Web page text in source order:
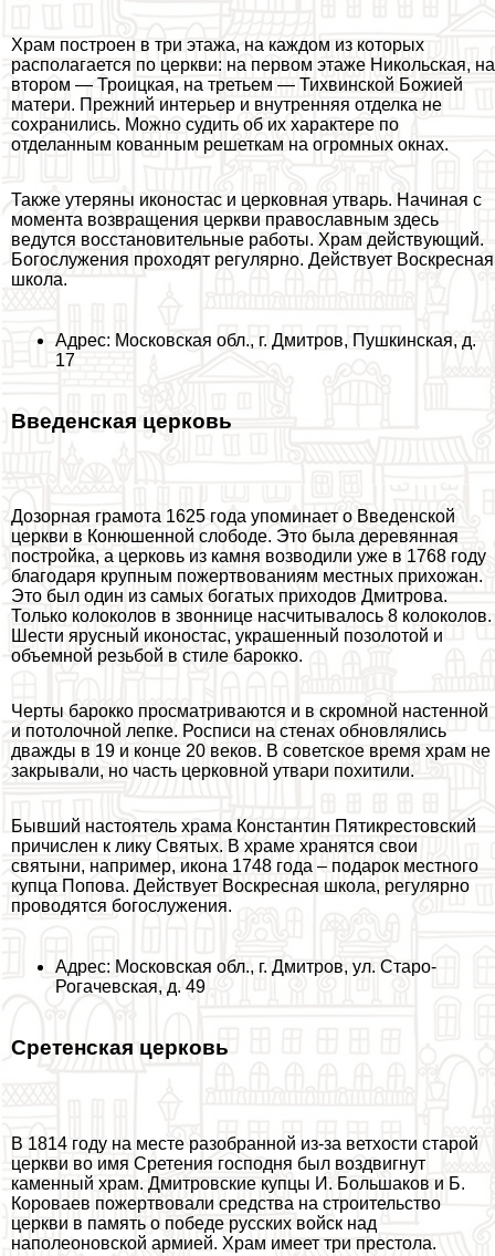
Храм построен в три этажа, на каждом из которых
располагается по церкви: на первом этаже Никольская, на
втором — Троицкая, на третьем — Тихвинской Божией
матери. Прежний интерьер и внутренняя отделка не
сохранились. Можно судить об их хаpaктере по
отделанным кованным решеткам на огромных окнах.
Также утеряны иконостас и церковная утварь. Начиная с
момента возвращения церкви православным здесь
ведутся восстановительные работы. Храм действующий.
Богослужения проходят регулярно. Действует Воскресная
школа.
Адрес: Московская обл., г. Дмитров, Пушкинская, д.
17
Введенская церковь
Дозорная грамота 1625 года упоминает о Введенской
церкви в Конюшенной слободе. Это была деревянная
постройка, а церковь из камня возводили уже в 1768 году
благодаря крупным пожертвованиям местных прихожан.
Это был один из самых богатых приходов Дмитрова.
Только колоколов в звоннице насчитывалось 8 колоколов.
Шести ярусный иконостас, украшенный позолотой и
объемной резьбой в стиле барокко.
Черты барокко просматриваются и в скромной настенной
и потолочной лепке. Росписи на стенах обновлялись
дважды в 19 и конце 20 веков. В советское время храм не
закрывали, но часть церковной утвари похитили.
Бывший настоятель храма Константин Пятикрестовский
причислен к лику Святых. В храме хранятся свои
святыни, например, икона 1748 года – подарок местного
купца Попова. Действует Воскресная школа, регулярно
проводятся богослужения.
Адрес: Московская обл., г. Дмитров, ул. Старо-
Рогачевская, д. 49
Сретенская церковь
В 1814 году на месте разобранной из-за ветхости старой
церкви во имя Сретения господня был воздвигнут
каменный храм. Дмитровские купцы И. Большаков и Б.
Короваев пожертвовали средства на строительство
церкви в память о победе русских войск над
наполеоновской армией. Храм имеет три престола.